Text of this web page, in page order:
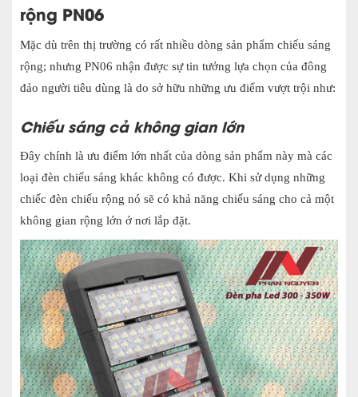
rộng PN06
Mặc dù trên thị trường có rất nhiều dòng sản phẩm chiếu sáng
rộng; nhưng PN06 nhận được sự tin tưởng lựa chọn của đông
đảo người tiêu dùng là do sở hữu những ưu điểm vượt trội như:
Chiếu sáng cả không gian lớn
Đây chính là ưu điểm lớn nhất của dòng sản phẩm này mà các
loại đèn chiếu sáng khác không có được. Khi sử dụng những
chiếc đèn chiếu rộng nó sẽ có khả năng chiếu sáng cho cả một
không gian rộng lớn ở nơi lắp đặt.